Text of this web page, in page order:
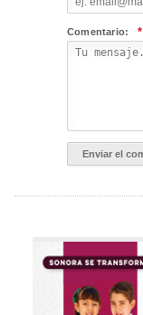
Comentario: *